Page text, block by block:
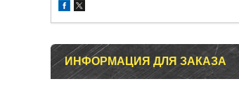
ИНФОРМАЦИЯ ДЛЯ ЗАКАЗА